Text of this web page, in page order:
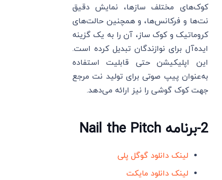
کوک‌های مختلف سازها، نمایش دقیق
نت‌ها و فرکانس‌ها، و همچنین حالت‌های
کروماتیک و کوک ساز، آن را به یک گزینه
ایده‌آل برای نوازندگان تبدیل کرده است.
این اپلیکیشن حتی قابلیت استفاده
به‌عنوان پیپ صوتی برای تولید نت مرجع
جهت کوک گوشی را نیز ارائه می‌دهد.
2-برنامه Nail the Pitch
لینک دانلود گوگل پلی
لینک دانلود مایکت